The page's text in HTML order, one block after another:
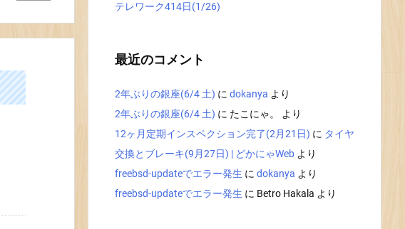
テレワーク414日(1/26)
最近のコメント
2年ぶりの銀座(6/4 土) に dokanya より
2年ぶりの銀座(6/4 土) に たこにゃ。
より
12ヶ月定期インスペクション完了(2月21日) に タイヤ
交換とブレーキ(9月27日) | どかにゃWeb より
freebsd-updateでエラー発生 に dokanya より
freebsd-updateでエラー発生 に Betro Hakala より